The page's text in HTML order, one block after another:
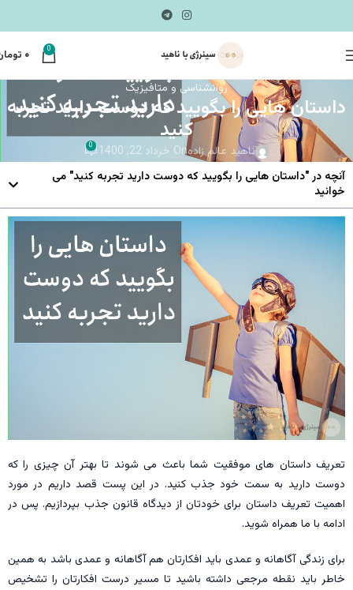
0 ۰
روانشناسی و متافیزیک
داستان هایی را بگویید که دوست دارید تجربه
کنید
ناهید عالم زادهOn خرداد 22, 1400 0
آنچه در "داستان هایی را بگویید که دوست دارید تجربه کنید" می
خوانید
تعریف داستان های موفقیت شما باعث می شوند تا بهتر آن چیزی را که
دوست دارید به سمت خود جذب کنید. در این پست قصد داریم در مورد
اهمیت تعریف داستان برای خودتان از دیدگاه قانون جذب بپردازیم. پس در
ادامه با ما همراه شوید.
برای زندگی آگاهانه و عمدی باید افکارتان هم آگاهانه و عمدی باشد به همین
خاطر باید نقطه مرجعی داشته باشید تا مسیر درست افکارتان را تشخیص